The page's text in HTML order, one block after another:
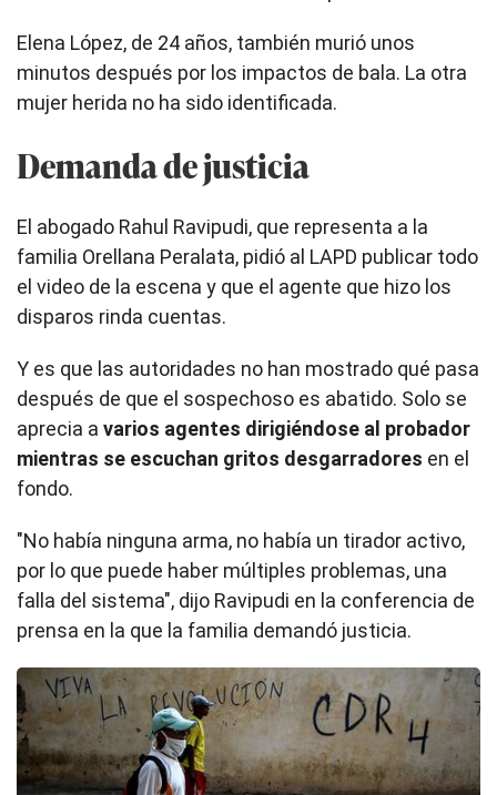
Elena López, de 24 años, también murió unos
minutos después por los impactos de bala. La otra
mujer herida no ha sido identificada.
Demanda de justicia
El abogado Rahul Ravipudi, que representa a la
familia Orellana Peralata, pidió al LAPD publicar todo
el video de la escena y que el agente que hizo los
disparos rinda cuentas.
Y es que las autoridades no han mostrado qué pasa
después de que el sospechoso es abatido. Solo se
aprecia a varios agentes dirigiéndose al probador
mientras se escuchan gritos desgarradores en el
fondo.
"No había ninguna arma, no había un tirador activo,
por lo que puede haber múltiples problemas, una
falla del sistema", dijo Ravipudi en la conferencia de
prensa en la que la familia demandó justicia.